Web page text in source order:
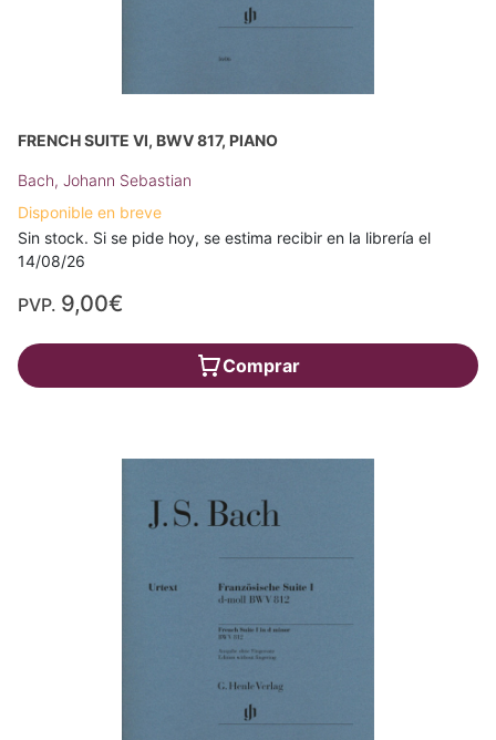
FRENCH SUITE VI, BWV 817, PIANO
Bach, Johann Sebastian
Disponible en breve
Sin stock. Si se pide hoy, se estima recibir en la librería el
14/08/26
PVP. 9,00€
Comprar